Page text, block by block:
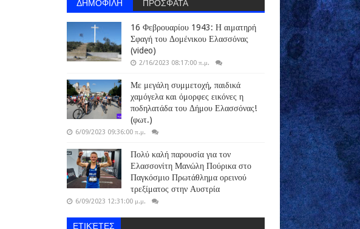
16 Φεβρουαρίου 1943: Η αιματηρή
Σφαγή του Δομένικου Ελασσόνας
(video)
2/16/2023 08:17:00 π.μ.
Με μεγάλη συμμετοχή, παιδικά
χαμόγελα και όμορφες εικόνες η
ποδηλατάδα του Δήμου Ελασσόνας!
(φωτ.)
6/09/2023 09:36:00 π.μ.
Πολύ καλή παρουσία για τον
Ελασσονίτη Μανώλη Πούρικα στο
Παγκόσμιο Πρωτάθλημα ορεινού
τρεξίματος στην Αυστρία
6/09/2023 12:31:00 μ.μ.
ΕΤΙΚΈΤΕΣ